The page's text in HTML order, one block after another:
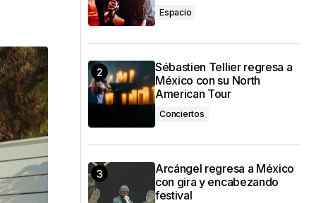
Espacio
Sébastien Tellier regresa a
México con su North
American Tour
Conciertos
Arcángel regresa a México
con gira y encabezando
festival